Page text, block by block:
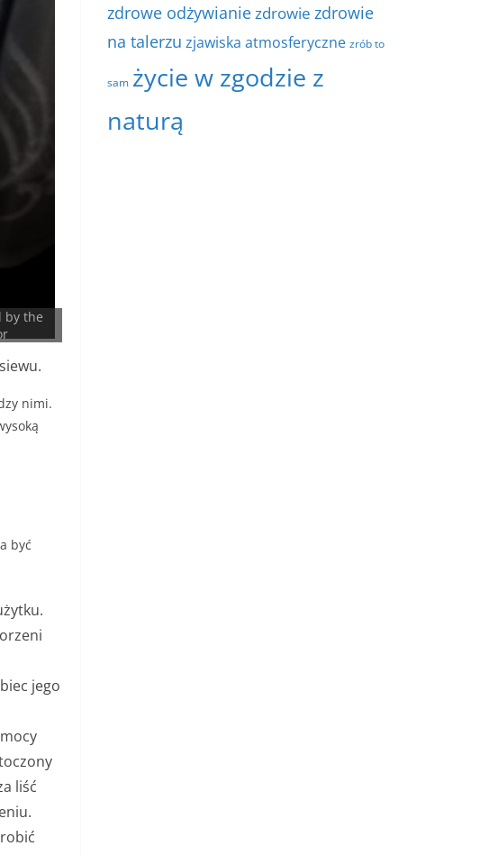
by the
nimi.
być
jego
liść
zdrowe odżywianiezdrowie zdrowie
na talerzu zjawiska atmosferyczne zrób to
sam życie w zgodzie z
naturą